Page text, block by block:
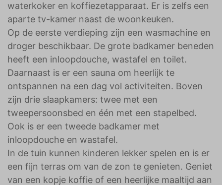
waterkoker en koffiezetapparaat. Er is zelfs een
aparte tv-kamer naast de woonkeuken.
Op de eerste verdieping zijn een wasmachine en
droger beschikbaar. De grote badkamer beneden
heeft een inloopdouche, wastafel en toilet.
Daarnaast is er een sauna om heerlijk te
ontspannen na een dag vol activiteiten. Boven
zijn drie slaapkamers: twee met een
tweepersoonsbed en één met een stapelbed.
Ook is er een tweede badkamer met
inloopdouche en wastafel.
In de tuin kunnen kinderen lekker spelen en is er
een fijn terras om van de zon te genieten. Geniet
van een kopje koffie of een heerlijke maaltijd aan